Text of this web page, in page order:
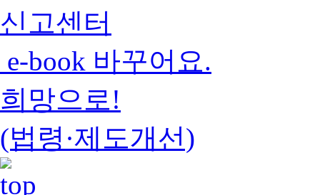
신고센터
e-book 바꾸어요.
희망으로!
(법령·제도개선)